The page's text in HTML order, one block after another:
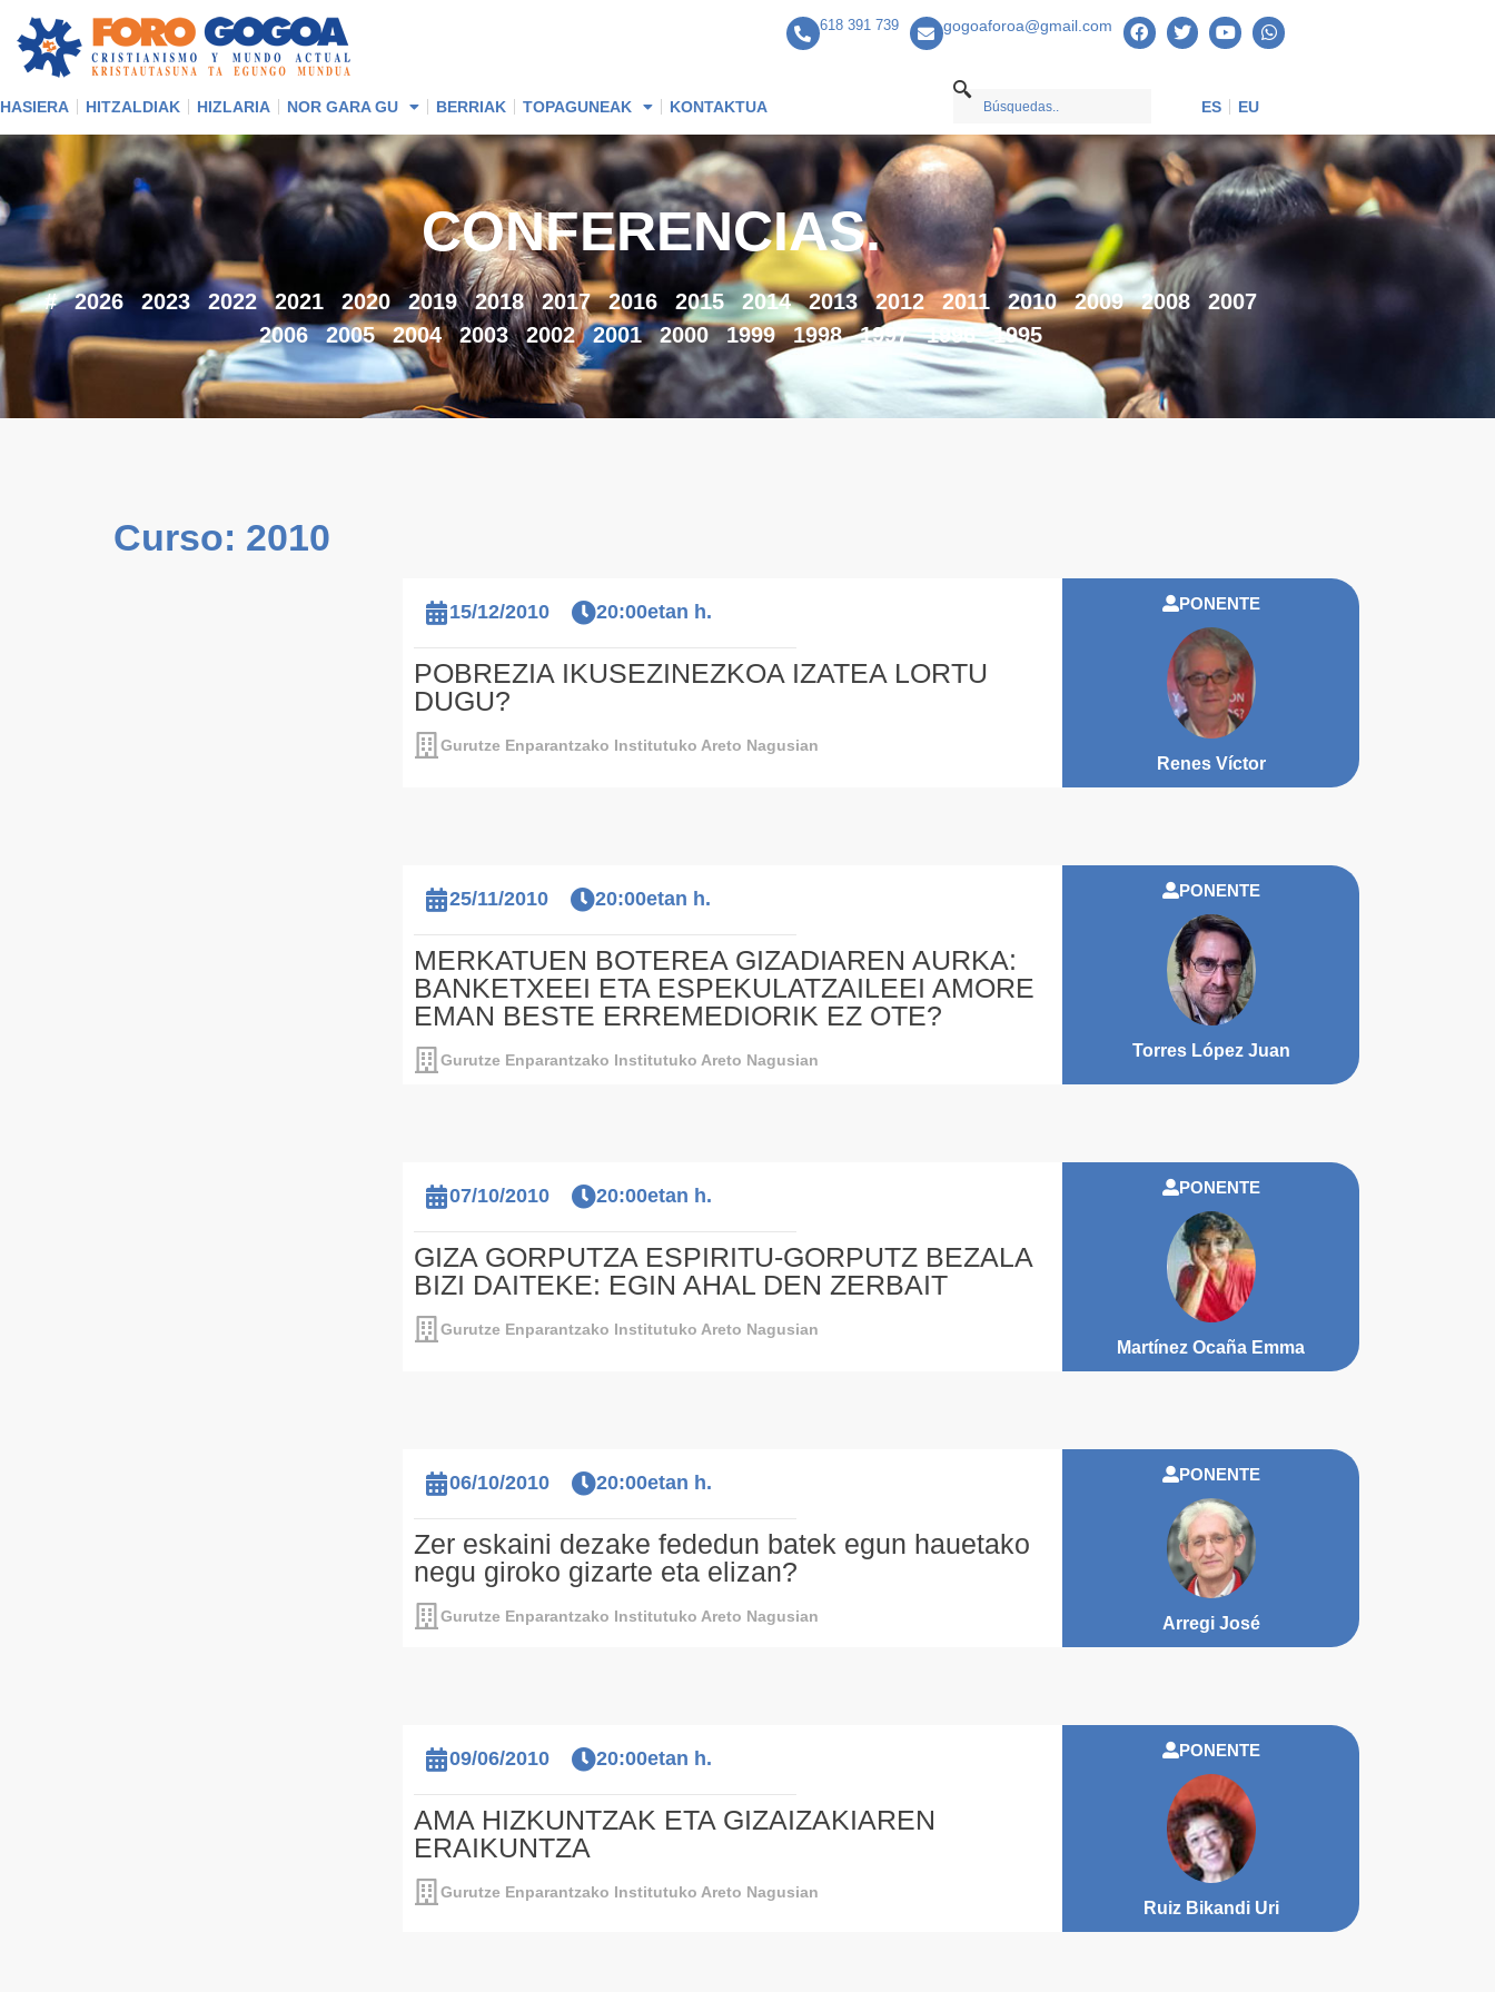
618 391 739 gogoaforoa@gmail.com
HASIERA HITZALDIAK HIZLARIA NOR GARA GU BERRIAK TOPAGUNEAK KONTAKTUA ES EU
CONFERENCIAS.
# 2026 2023 2022 2021 2020 2019 2018 2017 2016 2015 2014 2013 2012 2011 2010 2009 2008
2007
2006
2005 2004 2003 2002 2001 2000 1999 1998 1997 1996 1995
Curso: 2010
15/12/2010 20:00etan h.
POBREZIA IKUSEZINEZKOA IZATEA LORTU
DUGU?
Gurutze Enparantzako Institutuko Areto Nagusian
PONENTE
Renes Víctor
25/11/2010 20:00etan h.
MERKATUEN BOTEREA GIZADIAREN AURKA:
BANKETXEEI ETA ESPEKULATZAILEEI AMORE
EMAN BESTE ERREMEDIORIK EZ OTE?
Gurutze Enparantzako Institutuko Areto Nagusian
PONENTE
Torres López Juan
07/10/2010 20:00etan h.
GIZA GORPUTZA ESPIRITU-GORPUTZ BEZALA
BIZI DAITEKE: EGIN AHAL DEN ZERBAIT
Gurutze Enparantzako Institutuko Areto Nagusian
PONENTE
Martínez Ocaña Emma
06/10/2010 20:00etan h.
Zer eskaini dezake fededun batek egun hauetako
negu giroko gizarte eta elizan?
Gurutze Enparantzako Institutuko Areto Nagusian
PONENTE
Arregi José
09/06/2010 20:00etan h.
AMA HIZKUNTZAK ETA GIZAIZAKIAREN
ERAIKUNTZA
Gurutze Enparantzako Institutuko Areto Nagusian
PONENTE
Ruiz Bikandi Uri